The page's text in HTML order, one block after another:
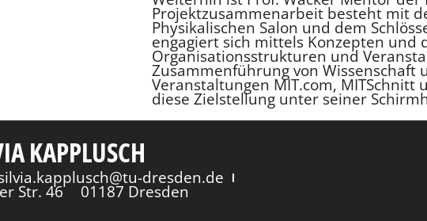
Projektzusammenarbeit besteht mit
Physikalischen Salon und dem
engagiert sich mittels Konzepten und
Organisationsstrukturen und
Zusammenführung von Wissenschaft
Veranstaltungen MIT.com, MITSchnitt
diese Zielstellung unter seiner
KAPPLUSCH
dresden.de
Str. 46 01187 Dresden